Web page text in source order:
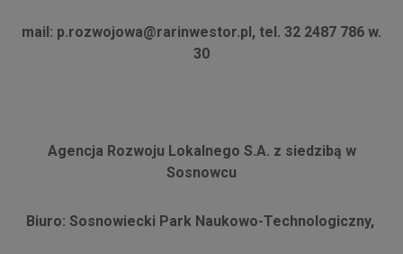
mail: p.rozwojowa@rarinwestor.pl, tel. 32 2487 786 w.
30
Agencja Rozwoju Lokalnego S.A. z siedzibą w
Sosnowcu
Biuro: Sosnowiecki Park Naukowo-Technologiczny,